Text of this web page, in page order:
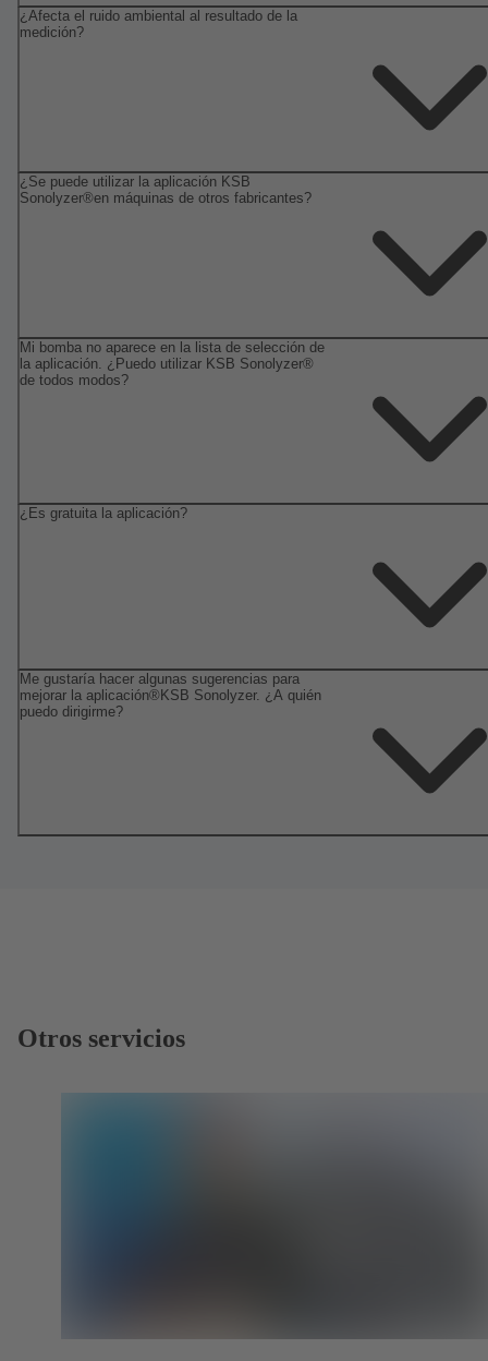
¿Afecta el ruido ambiental al resultado de la
medición?
¿Se puede utilizar la aplicación KSB
Sonolyzer®en máquinas de otros fabricantes?
Mi bomba no aparece en la lista de selección de
la aplicación. ¿Puedo utilizar KSB Sonolyzer®
de todos modos?
¿Es gratuita la aplicación?
Me gustaría hacer algunas sugerencias para
mejorar la aplicación®KSB Sonolyzer. ¿A quién
puedo dirigirme?
Otros servicios